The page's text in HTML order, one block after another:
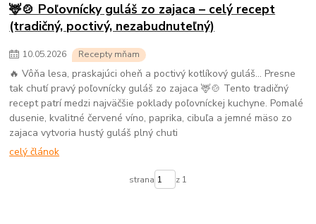
🦌🍲 Poľovnícky guláš zo zajaca – celý recept
(tradičný, poctivý, nezabudnuteľný)
10.05.2026 Recepty mňam
🔥 Vôňa lesa, praskajúci oheň a poctivý kotlíkový guláš… Presne
tak chutí pravý poľovnícky guláš zo zajaca 🦌🍲 Tento tradičný
recept patrí medzi najväčšie poklady poľovníckej kuchyne. Pomalé
dusenie, kvalitné červené víno, paprika, cibuľa a jemné mäso zo
zajaca vytvoria hustý guláš plný chuti
celý článok
strana z 1